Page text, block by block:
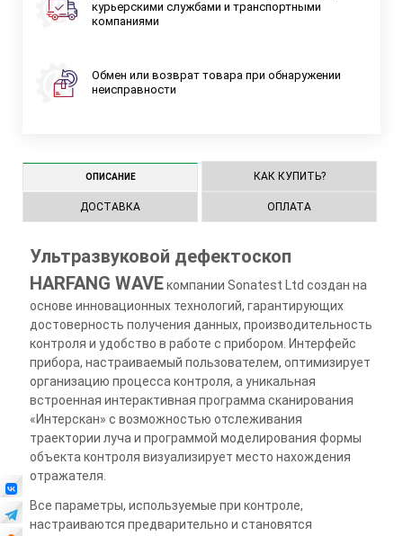
курьерскими службами и транспортными
компаниями
Обмен или возврат товара при обнаружении
неисправности
ОПИСАНИЕ КАК КУПИТЬ?
ДОСТАВКА ОПЛАТА
Ультразвуковой дефектоскоп
HARFANG WAVEкомпании Sonatest Ltd создан на
основе инновационных технологий, гарантирующих
достоверность получения данных, производительность
контроля и удобство в работе с прибором. Интерфейс
прибора, настраиваемый пользователем, оптимизирует
организацию процесса контроля, а уникальная
встроенная интерактивная программа сканирования
«Интерскан» с возможностью отслеживания
траектории луча и программой моделирования формы
объекта контроля визуализирует место нахождения
отражателя.
Все параметры, используемые при контроле,
настраиваются предварительно и становятся